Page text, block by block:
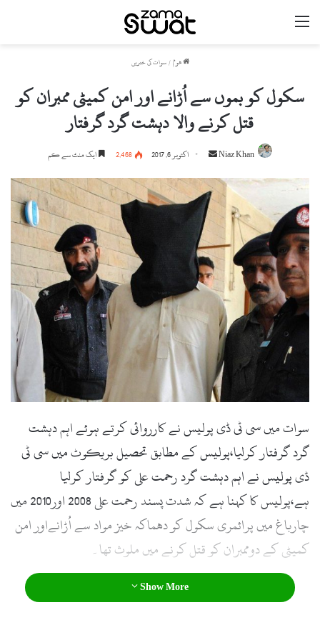
ھوم / سوات کی خبریں
سکول کو بموں سے اُڑانے اور امن کمیٹی ممبران کو
قتل کرنے والا دہشت گرد گرفتار
Niaz Khan
n
d
a
n
e
m
a
l
اکتوبر 6, 2017 2,468 ایک منٹ سے کم
سوات میں سی ٹی ڈی پولیس نے کارروائی کرتے ہوئے اہم دہشت
گرد گرفتار کرلیا،پولیس کے مطابق تحصیل بریکوٹ میں سی ٹی
ڈی پولیس نے اہم دہشت گرد رحمت علی کو گرفتار کرلیا
ہے،پولیس کا کہنا ہے کہ شدت پسند رحمت علی 2008 اور2010 میں
چارباغ میں پرائمری سکول کو دھماکہ خیز مواد سے اُڑانےاور امن
کمیٹی کے دوممبران کو قتل کرنے میں ملوث تھا۔
Show More